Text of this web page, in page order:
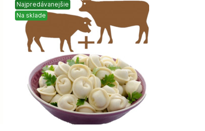
Najpredávanejšie
Na sklade